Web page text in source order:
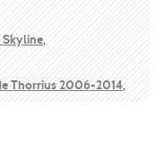
Skyline,
Thorrius 2006-2014,